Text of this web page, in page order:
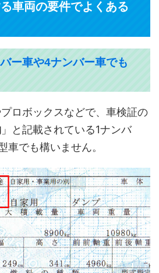
車両の要件でよくある
ー車や4ナンバー車でも
ロボックスなどで、車検証の
」と記載されている1ナンバ
車でも構いません。